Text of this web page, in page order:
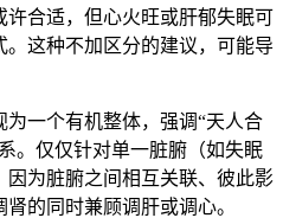
合适，但心火旺或肝郁失眠可
这种不加区分的建议，可能导
一个有机整体，强调“天人合
。仅仅针对单一脏腑（如失眠
为脏腑之间相互关联、彼此影
的同时兼顾调肝或调心。